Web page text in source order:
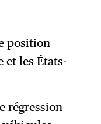
position
les États-
régression